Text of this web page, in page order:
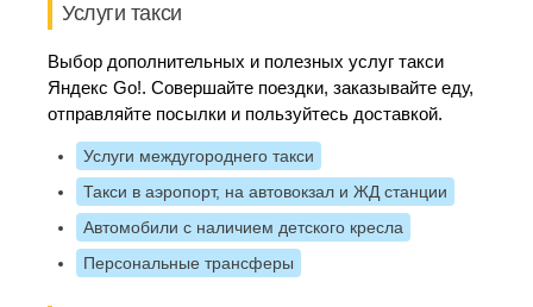
Услуги такси
Выбор дополнительных и полезных услуг такси
Яндекс Go!. Совершайте поездки, заказывайте еду,
отправляйте посылки и пользуйтесь доставкой.
Услуги междугороднего такси
Такси в аэропорт, на автовокзал и ЖД станции
Автомобили с наличием детского кресла
Персональные трансферы